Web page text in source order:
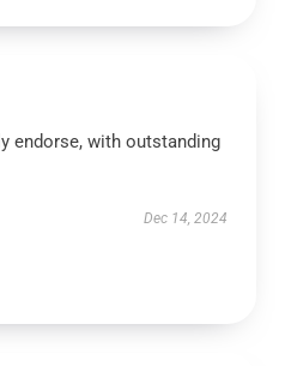
endorse, with outstanding
Dec 14, 2024